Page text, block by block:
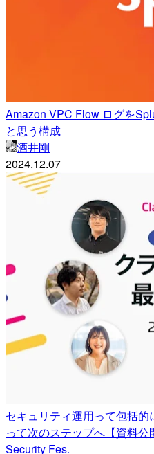
Amazon VPC Flow ログを
と思う構成
酒井剛
2024.12.07
セキュリティ運用って包括
って次のステップへ【資料
Security Fes.